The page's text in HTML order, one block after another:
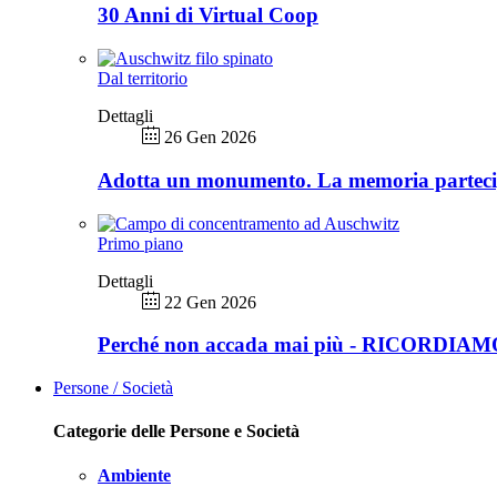
30 Anni di Virtual Coop
Dal territorio
Dettagli
26 Gen 2026
Adotta un monumento. La memoria
Primo piano
Dettagli
22 Gen 2026
Perché non accada mai più -
Persone / Società
Categorie delle Persone e Società
Ambiente